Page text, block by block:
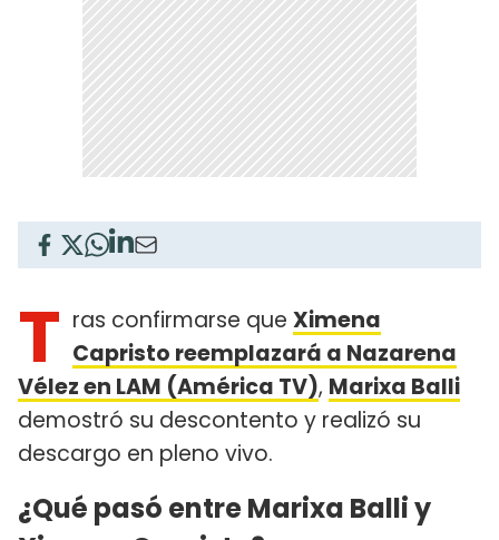
T ras confirmarse que Ximena
Capristo reemplazará a Nazarena
Vélez en LAM (América TV), Marixa Balli
demostró su descontento y realizó su
descargo en pleno vivo.
¿Qué pasó entre Marixa Balli y